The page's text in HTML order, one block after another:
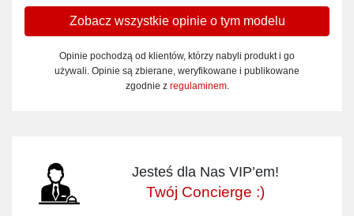
Zobacz wszystkie opinie o tym modelu
Opinie pochodzą od klientów, którzy nabyli produkt i go
używali. Opinie są zbierane, weryfikowane i publikowane
zgodnie z regulaminem.
Jesteś dla Nas VIP’em!
Twój Concierge :)